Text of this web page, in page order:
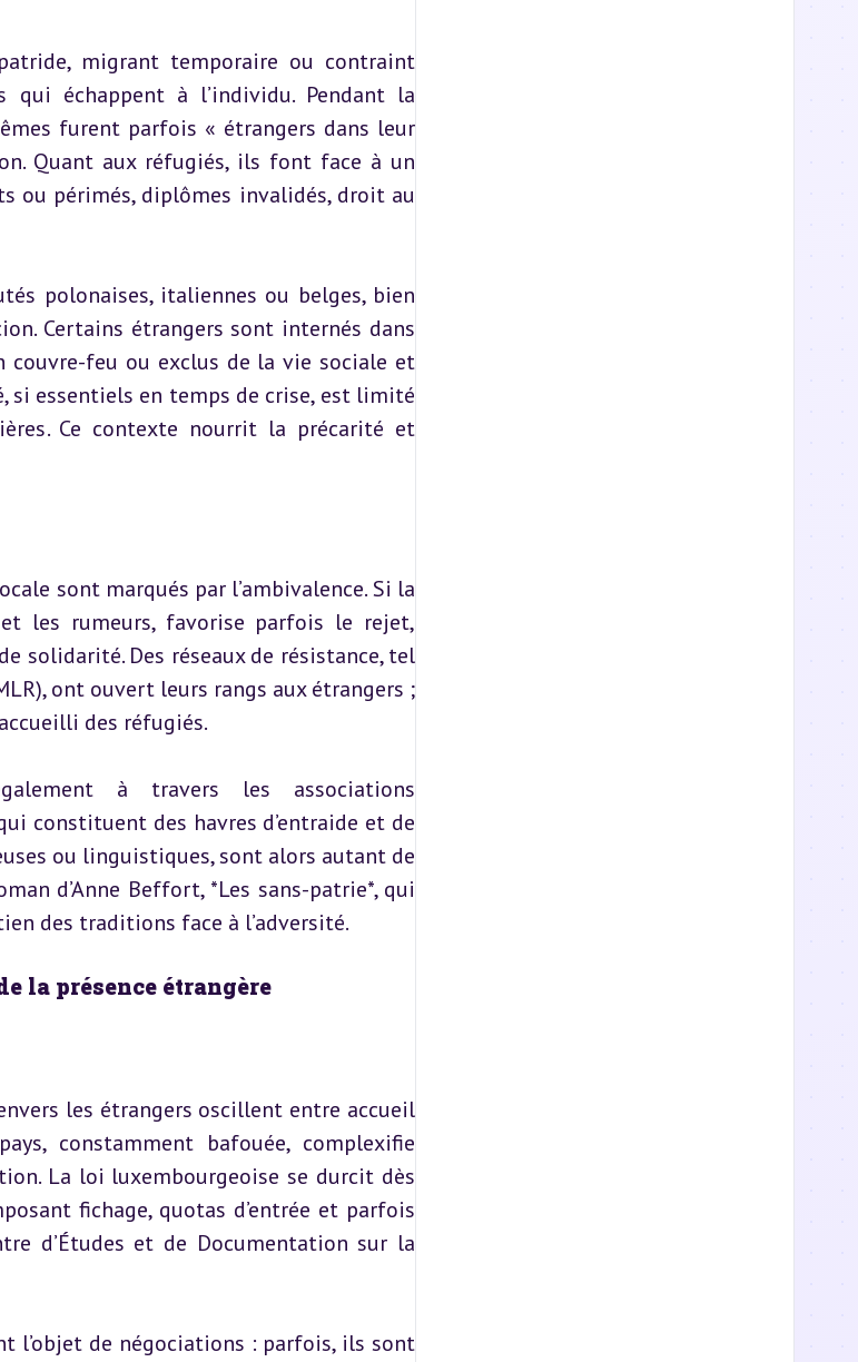
migrant temporaire ou contraint
qui échappent à l’individu. Pendant la
furent parfois « étrangers dans leur
Quant aux réfugiés, ils font face à un
ou périmés, diplômes invalidés, droit au
polonaises, italiennes ou belges, bien
Certains étrangers sont internés dans
couvre-feu ou exclus de la vie sociale et
si essentiels en temps de crise, est limité
Ce contexte nourrit la précarité et
sont marqués par l’ambivalence. Si la
les rumeurs, favorise parfois le rejet,
solidarité. Des réseaux de résistance, tel
ont ouvert leurs rangs aux étrangers ;
des réfugiés.
à travers les associations
constituent des havres d’entraide et de
ou linguistiques, sont alors autant de
d’Anne Beffort, *Les sans-patrie*, qui
des traditions face à l’adversité.
la présence étrangère
les étrangers oscillent entre accueil
constamment bafouée, complexifie
La loi luxembourgeoise se durcit dès
fichage, quotas d’entrée et parfois
d’Études et de Documentation sur la
l’objet de négociations : parfois, ils sont